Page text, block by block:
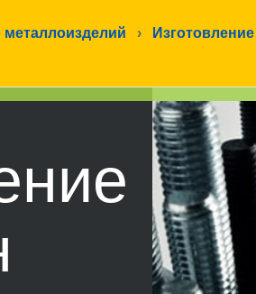
металлоизделий ›